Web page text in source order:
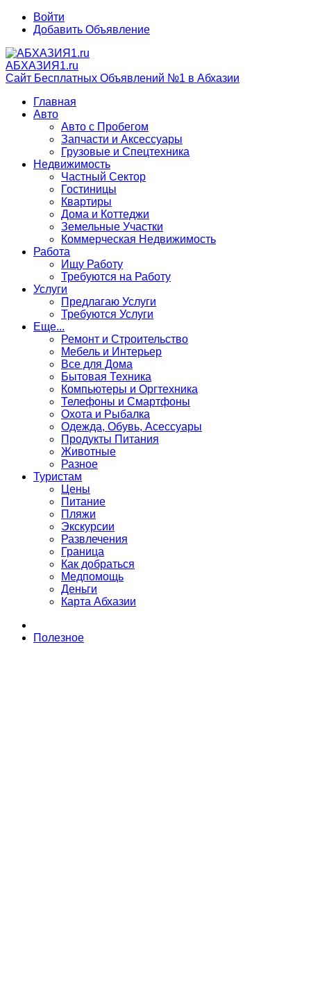
Войти
Добавить Объявление
АБХАЗИЯ1.ru
Сайт Бесплатных Объявлений №1 в Абхазии
Главная
Авто
Авто с Пробегом
Запчасти и Аксессуары
Грузовые и Спецтехника
Недвижимость
Частный Сектор
Гостиницы
Квартиры
Дома и Коттеджи
Земельные Участки
Коммерческая Недвижимость
Работа
Ищу Работу
Требуются на Работу
Услуги
Предлагаю Услуги
Требуются Услуги
Еще...
Ремонт и Строительство
Мебель и Интерьер
Все для Дома
Бытовая Техника
Компьютеры и Оргтехника
Телефоны и Смартфоны
Охота и Рыбалка
Одежда, Обувь, Асессуары
Продукты Питания
Животные
Разное
Туристам
Цены
Питание
Пляжи
Экскурсии
Развлечения
Граница
Как добраться
Медпомощь
Деньги
Карта Абхазии
Полезное